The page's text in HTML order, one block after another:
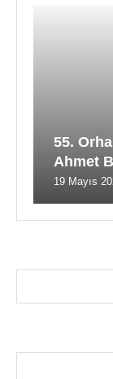
55.
Ahmet
19 Mayıs